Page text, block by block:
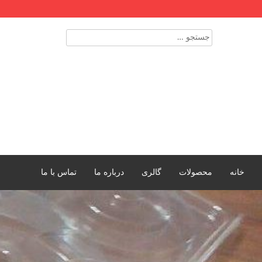
to
جستجو
برای:
خانه محصولات گالری درباره ما تماس با ما